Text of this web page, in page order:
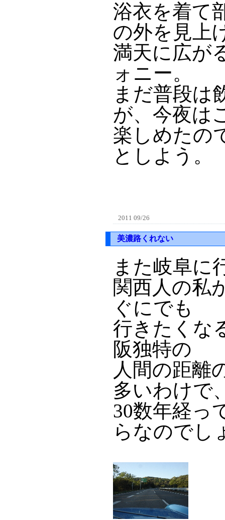
浴衣を着て
の外を見上
満天に広が
ォニー。
まだ普段は
が、今夜は
楽しめたの
としよう。
2011 09/26
美濃路くれない
また岐阜に
関西人の私
ぐにでも
行きたくな
阪独特の
人間の距離
多いわけで
30数年経っ
らなのでし